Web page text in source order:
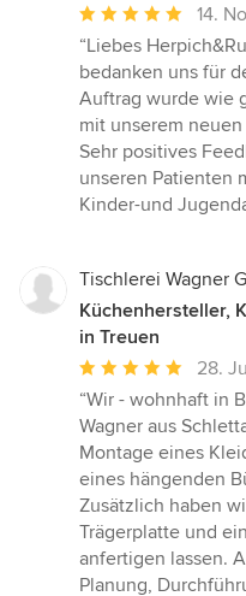
Durchschnittliche
Bewertung:
5
von
5
Sternen
14.
“Liebes
bedanken uns für
Auftrag wurde wie
mit unserem
Sehr positives
unseren Patienten
Kinder-und
Tischlerei Wagner
Küchenhersteller,
in Treuen
Durchschnittliche
Bewertung:
5
von
5
Sternen
28.
“Wir - wohnhaft in
Wagner aus
Montage eines
eines hängenden
Zusätzlich haben
Trägerplatte und
anfertigen lassen.
Planung,